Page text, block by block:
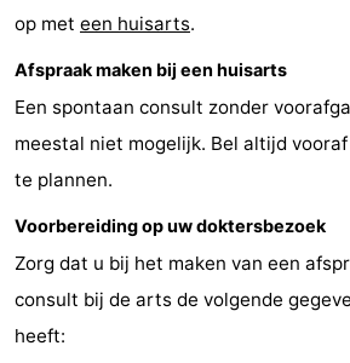
West
Résidence
Terschelling
-
Strandappartementen
West
Terschelling
-
Tjermelân
Bed
(&
breakfasts)
Campings
Hotels
Vakantiehuizen
op met een huisarts.
Afspraak maken bij een huisarts
Een spontaan consult zonder
meestal niet mogelijk. Bel altijd
te plannen.
Voorbereiding op uw doktersbezoek
Zorg dat u bij het maken van een
consult bij de arts de volgende
heeft: